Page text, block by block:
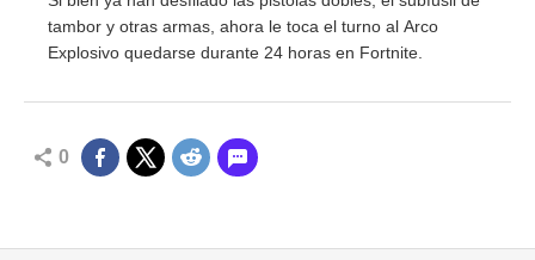
tambor y otras armas, ahora le toca el turno al Arco
Explosivo quedarse durante 24 horas en Fortnite.
0